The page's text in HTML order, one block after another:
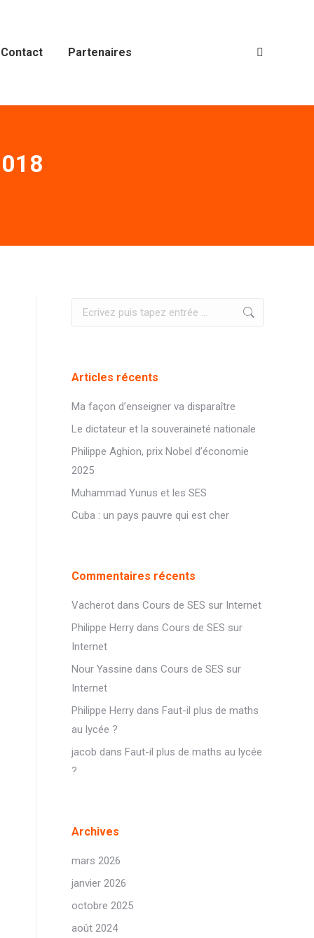
Contact Partenaires
Recherche
Recherche
:
Articles récents
Ma façon d’enseigner va disparaître
Le dictateur et la souveraineté nationale
Philippe Aghion, prix Nobel d’économie
2025
Muhammad Yunus et les SES
Cuba : un pays pauvre qui est cher
Commentaires récents
Vacherot dans Cours de SES sur Internet
Philippe Herry dans Cours de SES sur
Internet
Nour Yassine dans Cours de SES sur
Internet
Philippe Herry dans Faut-il plus de maths
au lycée ?
jacob dans Faut-il plus de maths au lycée
?
Archives
mars 2026
janvier 2026
octobre 2025
août 2024